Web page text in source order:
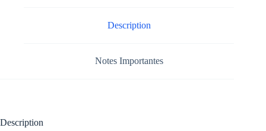
Description
Notes Importantes
Description